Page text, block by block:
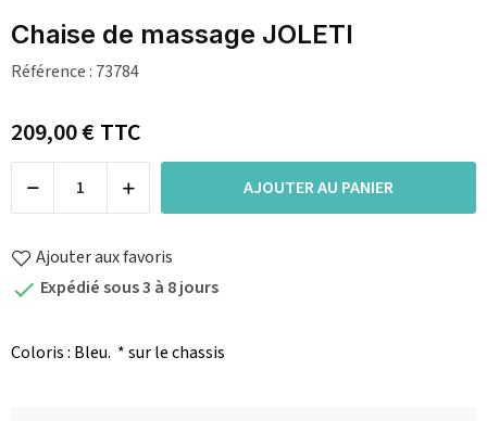
Chaise de massage JOLETI
Référence : 73784
209,00 €TTC
AJOUTER AU PANIER
Ajouter aux favoris
 Expédié sous 3 à 8 jours
Coloris : Bleu. * sur le chassis